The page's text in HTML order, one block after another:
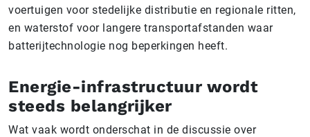
voertuigen voor stedelijke distributie en regionale ritten,
en waterstof voor langere transportafstanden waar
batterijtechnologie nog beperkingen heeft.
Energie-infrastructuur wordt
steeds belangrijker
Wat vaak wordt onderschat in de discussie over